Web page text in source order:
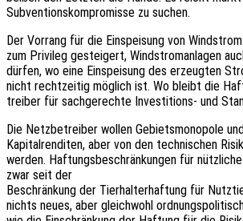
Subven­ti­ons­kom­pro­mis­se zu suchen.
Der Vorrang für die Einspei­sung von
zum Privi­leg gestei­gert, Wind­strom­an­la­gen
dürfen, wo eine Einspei­sung des erzeug­ten
nicht recht­zei­tig möglich ist. Wo bleibt die
trei­ber für sach­ge­rech­te Inves­ti­ti­ons- und
Die Netz­be­trei­ber wollen Gebiets­mo­no­po­le
Kapi­tal­ren­di­ten, aber von den tech­ni­schen
werden. Haftungs­be­schrän­kun­gen für
zwar seit der
Beschrän­kung der Tier­hal­ter­haf­tung für
nichts neues, aber gleich­wohl